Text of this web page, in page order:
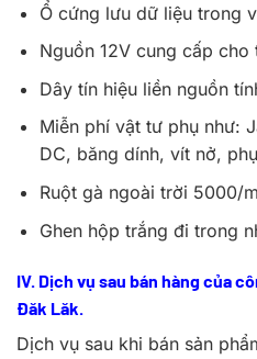
Ổ cứng lưu dữ liệu trong
Nguồn 12V cung cấp
Dây tín hiệu liền nguồn
Miễn phí vật tư phụ như:
DC, băng dính, vít nở,
Ruột gà ngoài trời 5000/
Ghen hộp trắng đi trong
IV. Dịch vụ sau bán hàng của
Đăk Lăk.
Dịch vụ sau khi bán sản